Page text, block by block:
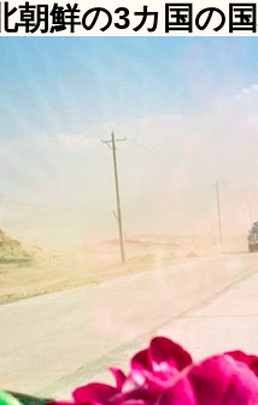
朝鮮の3カ国の